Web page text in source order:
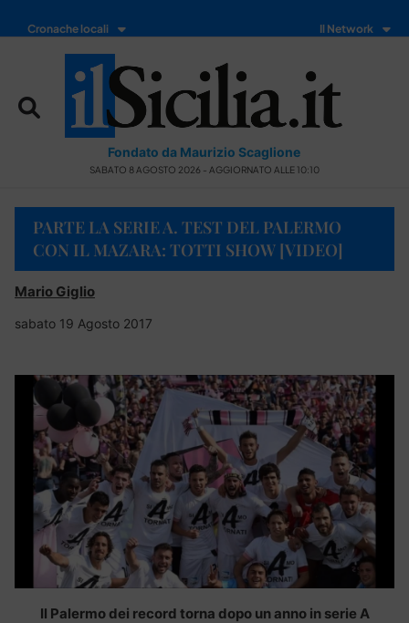
Cronache locali Il Network
Fondato da Maurizio Scaglione
SABATO 8 AGOSTO 2026 - AGGIORNATO ALLE 10:10
PARTE LA SERIE A. TEST DEL PALERMO
CON IL MAZARA: TOTTI SHOW [VIDEO]
Mario Giglio
sabato 19 Agosto 2017
Il Palermo dei record torna dopo un anno in serie A